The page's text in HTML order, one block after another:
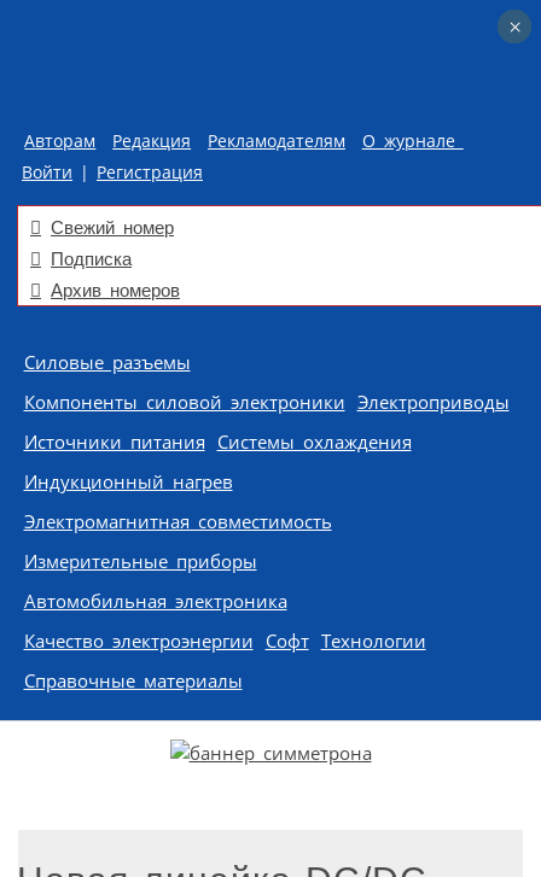
Авторам Редакция Рекламодателям
О журнале
Войти | Регистрация
Свежий номер
Подписка
Архив номеров
Skip to content
Силовые разъемы
Компоненты силовой электроники Электроприводы
Источники питания Системы охлаждения
Индукционный нагрев
Электромагнитная совместимость
Измерительные приборы
Автомобильная электроника
Качество электроэнергии Софт Технологии
Справочные материалы
×
×